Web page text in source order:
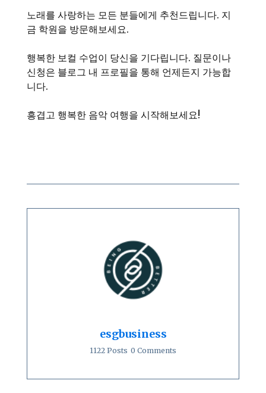
노래를 사랑하는 모든 분들에게 추천드립니다. 지
금 학원을 방문해보세요.
행복한 보컬 수업이 당신을 기다립니다. 질문이나
신청은 블로그 내 프로필을 통해 언제든지 가능합
니다.
흥겹고 행복한 음악 여행을 시작해보세요!
esgbusiness
1122 Posts 0 Comments